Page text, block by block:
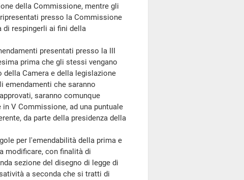
della Commissione, mentre gli
presso la Commissione
respingerli ai fini della
presentati presso la III
prima che gli stessi vengano
Camera e della legislazione
emendamenti che saranno
saranno comunque
V Commissione, ad una puntuale
da parte della presidenza della
per l'emendabilità della prima e
modificare, con finalità di
sezione del disegno di legge di
a seconda che si tratti di